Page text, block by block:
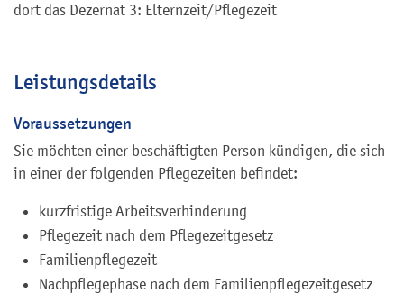
dort das Dezernat 3: Elternzeit/Pflegezeit
Leistungsdetails
Voraussetzungen
Sie möchten einer beschäftigten Person kündigen, die sich
in einer der folgenden Pflegezeiten befindet:
kurzfristige Arbeitsverhinderung
Pflegezeit nach dem Pflegezeitgesetz
Familienpflegezeit
Nachpflegephase nach dem Familienpflegezeitgesetz